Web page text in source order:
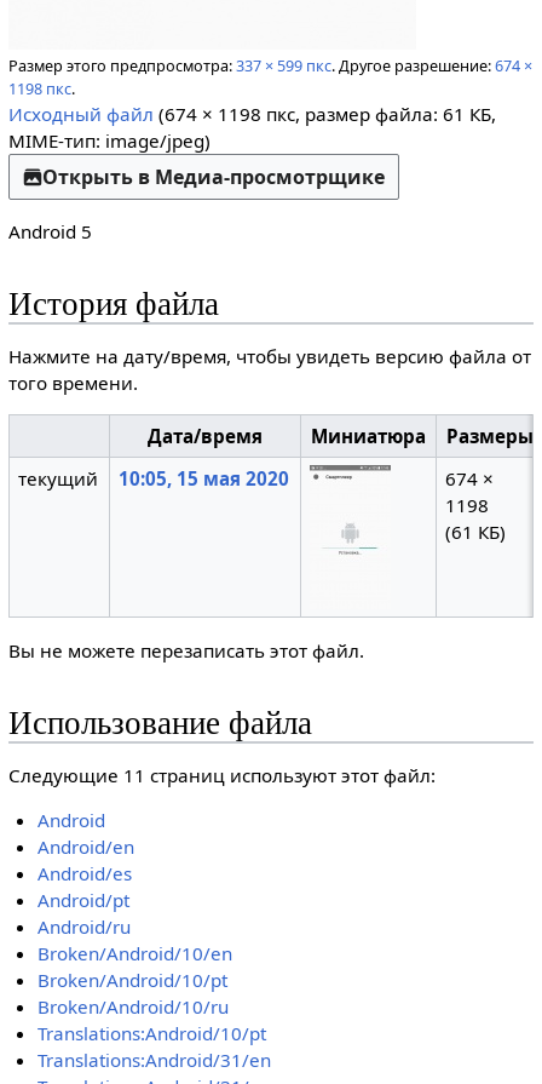
Размер этого предпросмотра:337 × 599 пкс.Другое разрешение:674 ×
1198 пкс.
Исходный файл (674 × 1198 пкс, размер файла: 61 КБ,
MIME-тип: image/jpeg)
Открыть в Медиа-просмотрщике
Android 5
История файла
Нажмите на дату/время, чтобы увидеть версию файла от
того времени.
Дата/время Миниатюра
Размеры
текущий
10:05, 15 мая 2020
674 ×
1198
(61 КБ)
Вы не можете перезаписать этот файл.
Использование файла
Следующие 11 страниц используют этот файл:
Android
Android/en
Android/es
Android/pt
Android/ru
Broken/Android/10/en
Broken/Android/10/pt
Broken/Android/10/ru
Translations:Android/10/pt
Translations:Android/31/en